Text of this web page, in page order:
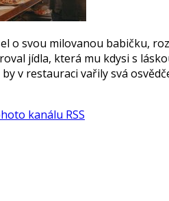
o svou milovanou babičku,
jídla, která mu kdysi s
v restauraci vařily svá
kanálu RSS